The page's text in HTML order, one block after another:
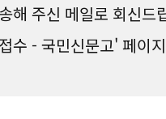
해 주신 메일로 회신드
수 - 국민신문고' 페이